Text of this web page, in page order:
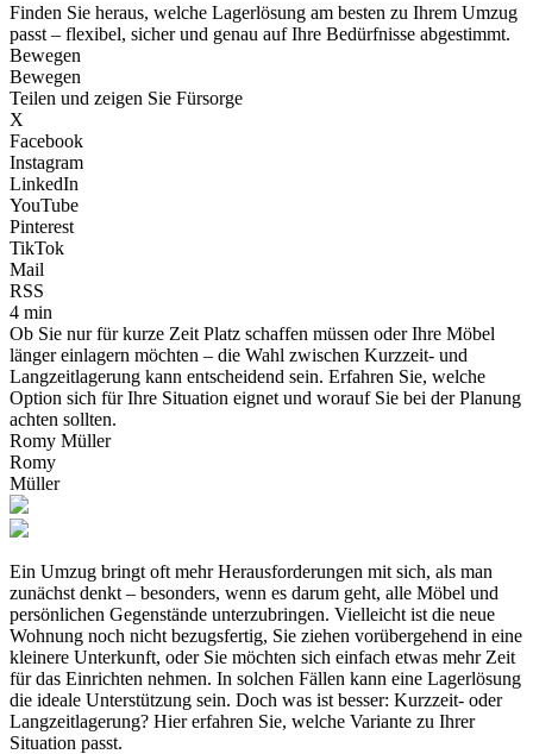
Finden Sie heraus, welche Lagerlösung am besten zu Ihrem Umzug
passt – flexibel, sicher und genau auf Ihre Bedürfnisse abgestimmt.
Bewegen
Bewegen
Teilen und zeigen Sie Fürsorge
X
Facebook
Instagram
LinkedIn
YouTube
Pinterest
TikTok
Mail
RSS
4 min
Ob Sie nur für kurze Zeit Platz schaffen müssen oder Ihre Möbel
länger einlagern möchten – die Wahl zwischen Kurzzeit- und
Langzeitlagerung kann entscheidend sein. Erfahren Sie, welche
Option sich für Ihre Situation eignet und worauf Sie bei der Planung
achten sollten.
Romy Müller
Romy
Müller
Ein Umzug bringt oft mehr Herausforderungen mit sich, als man
zunächst denkt – besonders, wenn es darum geht, alle Möbel und
persönlichen Gegenstände unterzubringen. Vielleicht ist die neue
Wohnung noch nicht bezugsfertig, Sie ziehen vorübergehend in eine
kleinere Unterkunft, oder Sie möchten sich einfach etwas mehr Zeit
für das Einrichten nehmen. In solchen Fällen kann eine Lagerlösung
die ideale Unterstützung sein. Doch was ist besser: Kurzzeit- oder
Langzeitlagerung? Hier erfahren Sie, welche Variante zu Ihrer
Situation passt.